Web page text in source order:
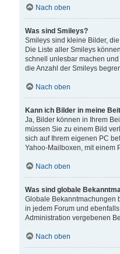
Nach oben
Was sind Smileys?
Smileys sind kleine Bilder,
Die Liste aller Smileys
schnell unlesbar machen
die Anzahl der Smileys
Nach oben
Kann ich Bilder in meine
Ja, Bilder können in Ihrem
müssen Sie zu einem Bild
sich auf Ihrem eigenen PC
Yahoo-Mailboxen, mit einem
Nach oben
Was sind globale
Globale Bekanntmachungen
in jedem Forum und
Administration vergebenen
Nach oben